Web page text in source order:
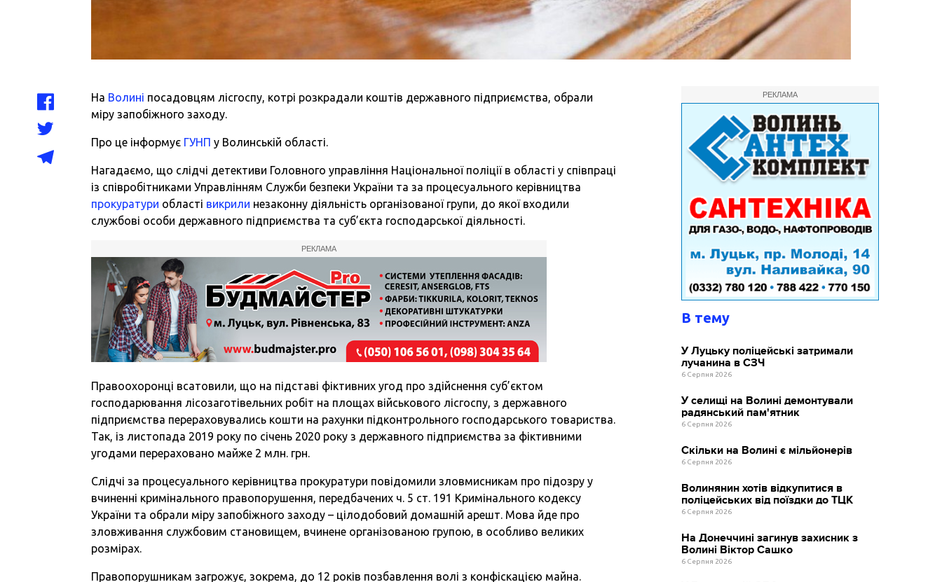
На Волині посадовцям лісгоспу, котрі розкрадали коштів державного підприємства, обрали
міру запобіжного заходу.
Про це інформує ГУНП у Волинській області.
Нагадаємо, що слідчі детективи Головного управління Національної поліції в області у співпраці
із співробітниками Управлінням Служби безпеки України та за процесуального керівництва
прокуратури області викрили незаконну діяльність організованої групи, до якої входили
службові особи державного підприємства та суб’єкта господарської діяльності.
РЕКЛАМА
Правоохоронці всатовили, що на підставі фіктивних угод про здійснення суб’єктом
господарювання лісозаготівельних робіт на площах військового лісгоспу, з державного
підприємства перераховувались кошти на рахунки підконтрольного господарського товариства.
Так, із листопада 2019 року по січень 2020 року з державного підприємства за фіктивними
угодами перераховано майже 2 млн. грн.
Слідчі за процесуального керівництва прокуратури повідомили зловмисникам про підозру у
вчиненні кримінального правопорушення, передбачених ч. 5 ст. 191 Кримінального кодексу
України та обрали міру запобіжного заходу – цілодобовий домашній арешт. Мова йде про
зловживання службовим становищем, вчинене організованою групою, в особливо великих
розмірах.
Правопорушникам загрожує, зокрема, до 12 років позбавлення волі з конфіскацією майна.
РЕКЛАМА
В тему
У Луцьку поліцейські затримали
лучанина в СЗЧ
6 Серпня 2026
У селищі на Волині демонтували
радянський пам'ятник
6 Серпня 2026
Скільки на Волині є мільйонерів
6 Серпня 2026
Волинянин хотів відкупитися в
поліцейських від поїздки до ТЦК
6 Серпня 2026
На Донеччині загинув захисник з
Волині Віктор Сашко
6 Серпня 2026